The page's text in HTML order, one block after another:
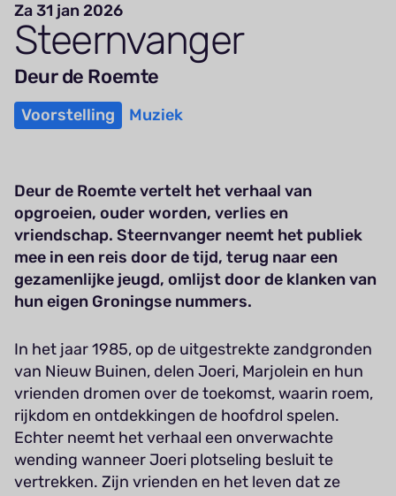
Za 31 jan 2026
Steern­vanger
Deur de Roemte
Voorstelling Muziek
Deur de Roemte vertelt het verhaal van
opgroeien, ouder worden, verlies en
vriendschap. Steernvanger neemt het publiek
mee in een reis door de tijd, terug naar een
gezamenlijke jeugd, omlijst door de klanken van
hun eigen Groningse nummers.
In het jaar 1985, op de uitgestrekte zandgronden
van Nieuw Buinen, delen Joeri, Marjolein en hun
vrienden dromen over de toekomst, waarin roem,
rijkdom en ontdekkingen de hoofdrol spelen.
Echter neemt het verhaal een onverwachte
wending wanneer Joeri plotseling besluit te
vertrekken. Zijn vrienden en het leven dat ze